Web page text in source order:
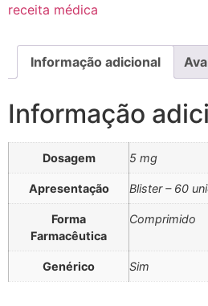
receita médica
Informação adicional
Informação
Dosagem 5 mg
Apresentação Blister – 60
Forma
Farmacêutica
Comprimido
Genérico Sim